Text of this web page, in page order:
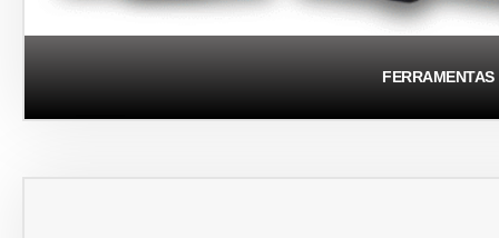
FERRAMENTAS